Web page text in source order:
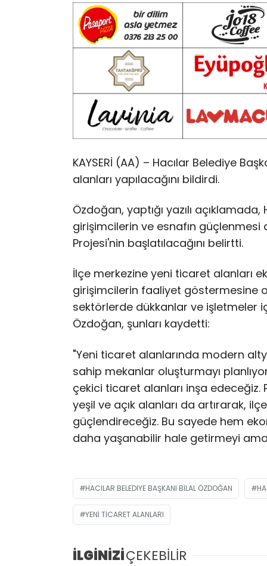
KAYSERİ (AA) – Hacılar Belediye
alanları yapılacağını bildirdi.
Özdoğan, yaptığı yazılı
girişimcilerin ve esnafın güçlenmesi
Projesi'nin başlatılacağını belirtti.
İlçe merkezine yeni ticaret alanları
girişimcilerin faaliyet göstermesine
sektörlerde dükkanlar ve işletmeler
Özdoğan, şunları kaydetti:
"Yeni ticaret alanlarında modern
sahip mekanlar oluşturmayı
çekici ticaret alanları inşa
yeşil ve açık alanları da artırarak,
güçlendireceğiz. Bu sayede hem
daha yaşanabilir hale getirmeyi
HACILAR BELEDIYE BAŞKANI BILAL ÖZDOĞAN
YENI TICARET ALANLARI
İLGİNİZİÇEKEBİLİR